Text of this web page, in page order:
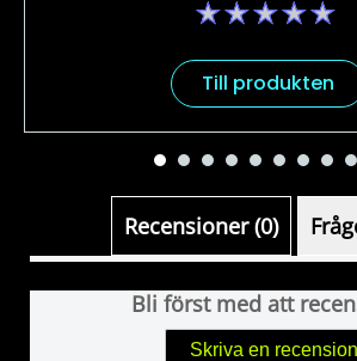
Inga
för
Till produkten
Recensioner (0)
Bli först med att
Skriva en recension